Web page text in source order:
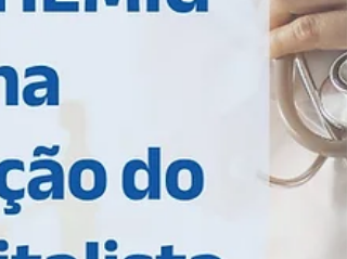
O 6º Congresso Brasileiro de Medicina
Hospitalar (CBMH) , realizado pela
SOBRAMH em outubro de 2025,
consolidou-se como um dos principais
encontros científicos do país voltados à
qualificação da assistência hospitalar e
fortalecimento do modelo hospitalista. Ao
longo de sua programação, o evento
reuniu profissionais de saúde, gestores,